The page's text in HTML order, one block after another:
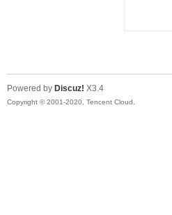
Powered by Discuz! X3.4
Copyright © 2001-2020, Tencent Cloud.